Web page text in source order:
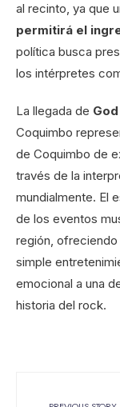
al recinto, ya que
permitirá el
política busca
los intérpretes
La llegada de
Coquimbo
de Coquimbo de
través de la
mundialmente. El
de los eventos
región,
simple
emocional a una
historia del rock.